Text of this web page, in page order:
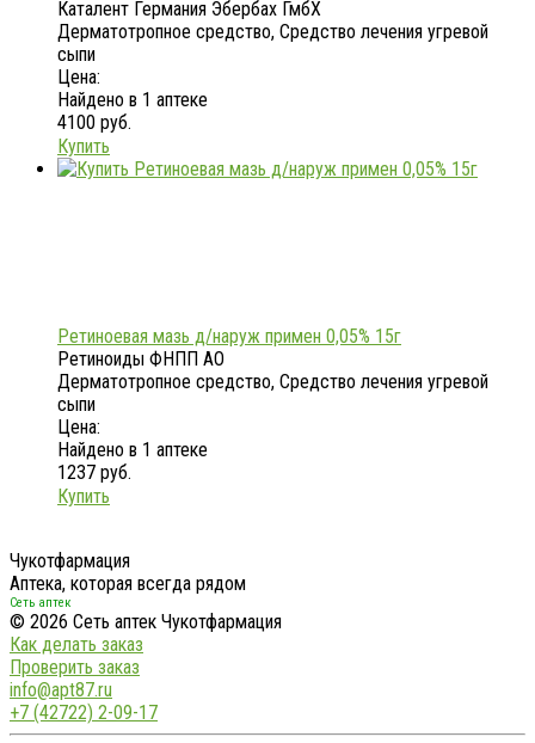
Каталент Германия Эбербах ГмбХ
Дерматотропное средство, Средство лечения угревой
сыпи
Цена:
Найдено в 1 аптеке
4100 руб.
Купить
Ретиноевая мазь д/наруж примен 0,05% 15г
Ретиноиды ФНПП АО
Дерматотропное средство, Средство лечения угревой
сыпи
Цена:
Найдено в 1 аптеке
1237 руб.
Купить
Чукотфармация
Аптека, которая всегда рядом
Сеть аптек
© 2026 Сеть аптек Чукотфармация
Как делать заказ
Проверить заказ
info@apt87.ru
+7 (42722) 2-09-17